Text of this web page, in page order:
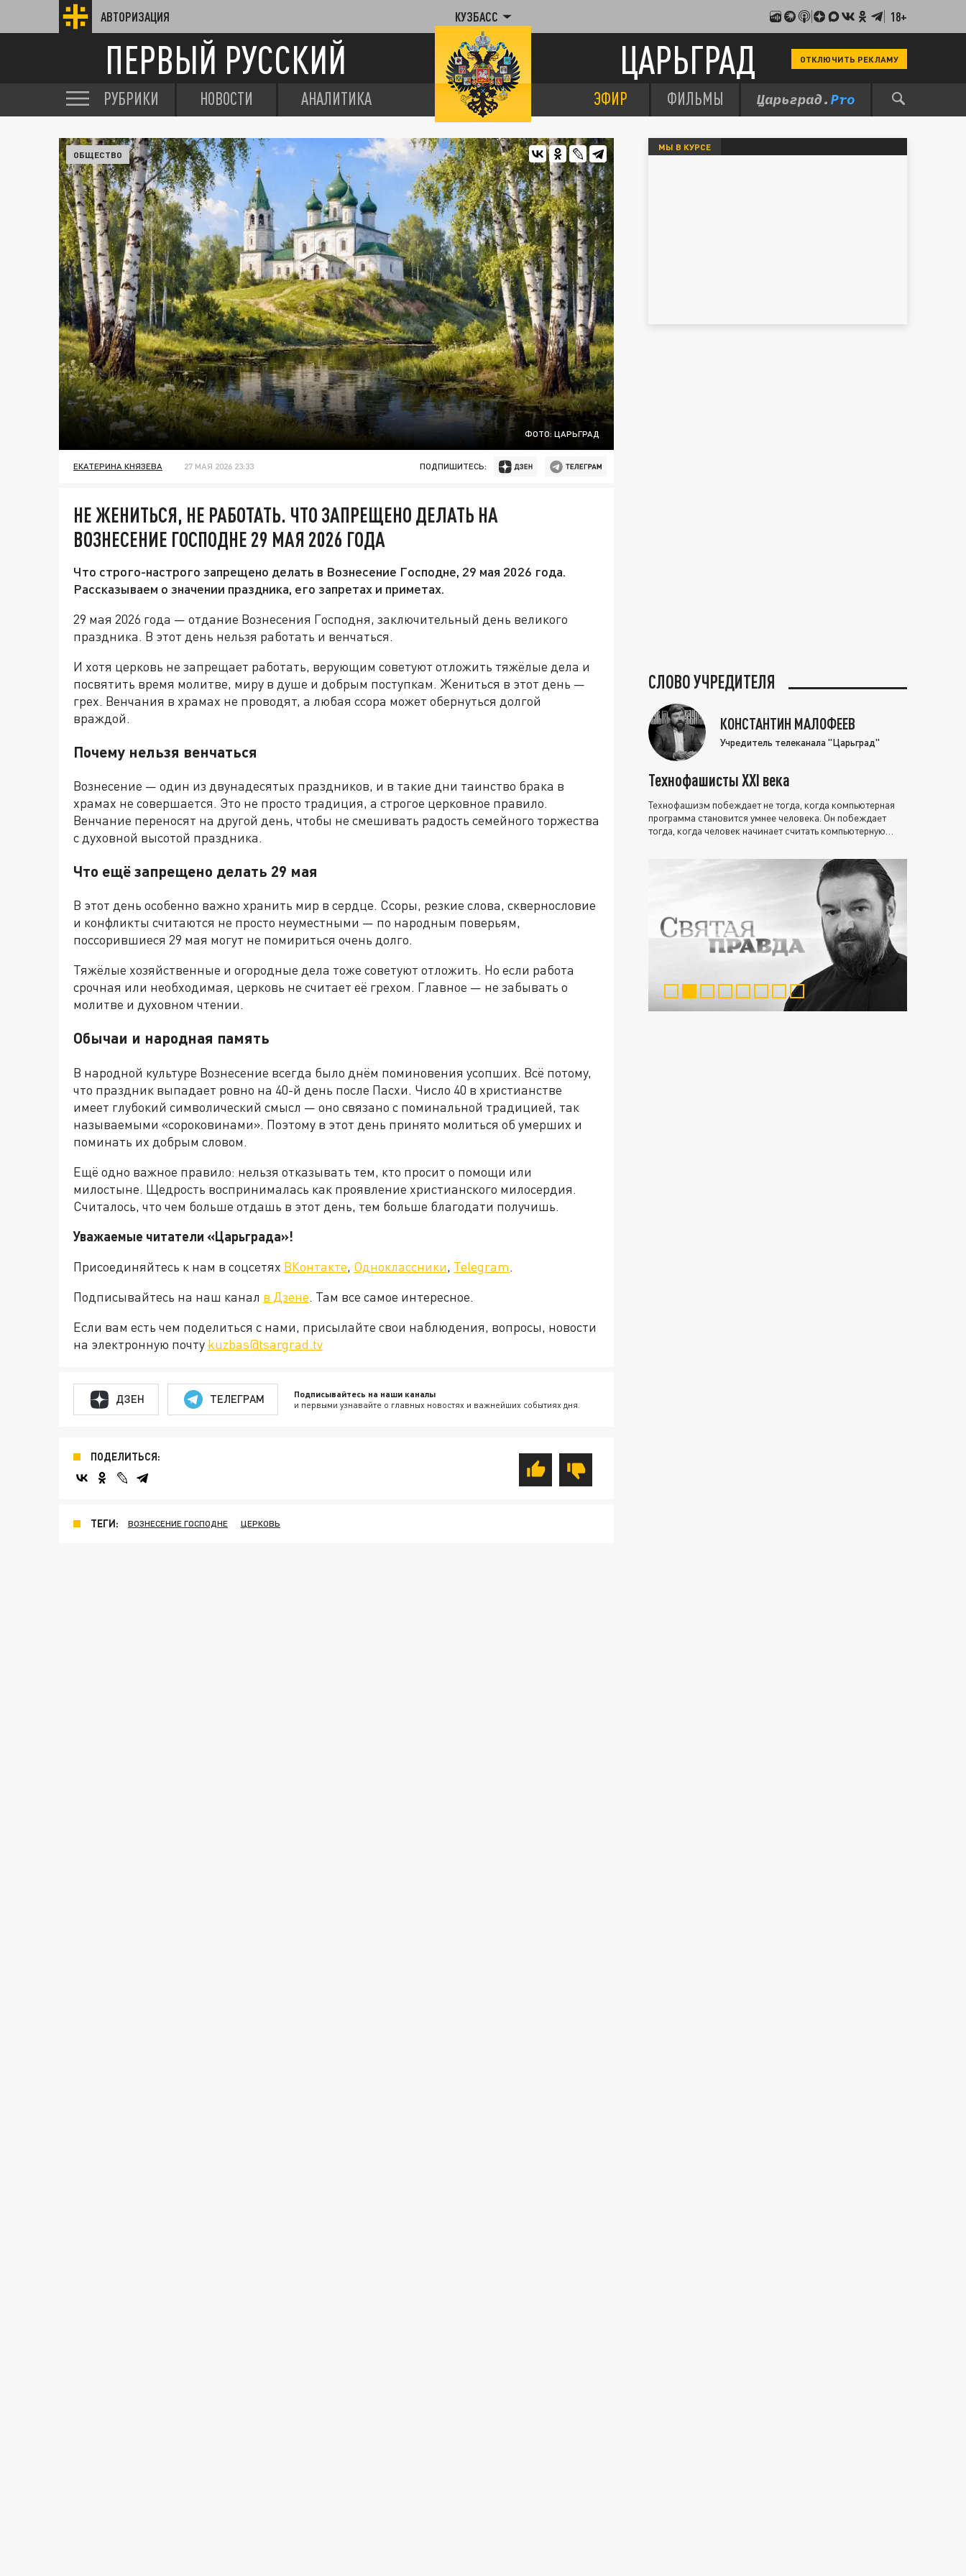
АВТОРИЗАЦИЯ КУЗБАСС 18+
ПЕРВЫЙ РУССКИЙ ЦАРЬГРАД ОТКЛЮЧИТЬ РЕКЛАМУ
РУБРИКИ НОВОСТИ АНАЛИТИКА ЭФИР ФИЛЬМЫ
ФОТО: ЦАРЬГРАД
ОБЩЕСТВО
ЕКАТЕРИНА КНЯЗЕВА 27 МАЯ 2026 23:33 ПОДПИШИТЕСЬ:
НЕ ЖЕНИТЬСЯ, НЕ РАБОТАТЬ. ЧТО ЗАПРЕЩЕНО ДЕЛАТЬ НА
ВОЗНЕСЕНИЕ ГОСПОДНЕ 29 МАЯ 2026 ГОДА
Что строго-настрого запрещено делать в Вознесение Господне, 29 мая 2026 года.
Рассказываем о значении праздника, его запретах и приметах.
29 мая 2026 года — отдание Вознесения Господня, заключительный день великого
праздника. В этот день нельзя работать и венчаться.
И хотя церковь не запрещает работать, верующим советуют отложить тяжёлые дела и
посвятить время молитве, миру в душе и добрым поступкам. Жениться в этот день —
грех. Венчания в храмах не проводят, а любая ссора может обернуться долгой
враждой.
Почему нельзя венчаться
Вознесение — один из двунадесятых праздников, и в такие дни таинство брака в
храмах не совершается. Это не просто традиция, а строгое церковное правило.
Венчание переносят на другой день, чтобы не смешивать радость семейного торжества
с духовной высотой праздника.
Что ещё запрещено делать 29 мая
В этот день особенно важно хранить мир в сердце. Ссоры, резкие слова, сквернословие
и конфликты считаются не просто неуместными — по народным поверьям,
поссорившиеся 29 мая могут не помириться очень долго.
Тяжёлые хозяйственные и огородные дела тоже советуют отложить. Но если работа
срочная или необходимая, церковь не считает её грехом. Главное — не забывать о
молитве и духовном чтении.
Обычаи и народная память
В народной культуре Вознесение всегда было днём поминовения усопших. Всё потому,
что праздник выпадает ровно на 40-й день после Пасхи. Число 40 в христианстве
имеет глубокий символический смысл — оно связано с поминальной традицией, так
называемыми «сороковинами». Поэтому в этот день принято молиться об умерших и
поминать их добрым словом.
Ещё одно важное правило: нельзя отказывать тем, кто просит о помощи или
милостыне. Щедрость воспринималась как проявление христианского милосердия.
Считалось, что чем больше отдашь в этот день, тем больше благодати получишь.
Уважаемые читатели «Царьграда»!
Присоединяйтесь к нам в соцсетях ВКонтакте, Одноклассники, Telegram.
Подписывайтесь на наш канал в Дзене. Там все самое интересное.
Если вам есть чем поделиться с нами, присылайте свои наблюдения, вопросы, новости
на электронную почту kuzbas@tsargrad.tv
ДЗЕН ТЕЛЕГРАМ Подписывайтесь на наши каналы
и первыми узнавайте о главных новостях и важнейших событиях дня.
ПОДЕЛИТЬСЯ:
ТЕГИ: ВОЗНЕСЕНИЕ ГОСПОДНЕ ЦЕРКОВЬ
МЫ В КУРСЕ
СЛОВО УЧРЕДИТЕЛЯ
КОНСТАНТИН МАЛОФЕЕВ
Учредитель телеканала "Царьград"
Технофашисты XXI века
Технофашизм побеждает не тогда, когда компьютерная
программа становится умнее человека. Он побеждает
тогда, когда человек начинает считать компьютерную